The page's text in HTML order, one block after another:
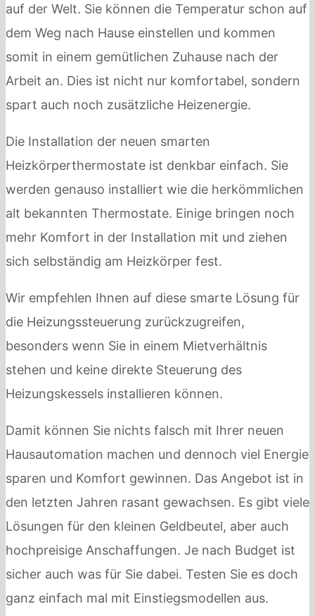
auf der Welt. Sie können die Temperatur schon auf
dem Weg nach Hause einstellen und kommen
somit in einem gemütlichen Zuhause nach der
Arbeit an. Dies ist nicht nur komfortabel, sondern
spart auch noch zusätzliche Heizenergie.
Die Installation der neuen smarten
Heizkörperthermostate ist denkbar einfach. Sie
werden genauso installiert wie die herkömmlichen
alt bekannten Thermostate. Einige bringen noch
mehr Komfort in der Installation mit und ziehen
sich selbständig am Heizkörper fest.
Wir empfehlen Ihnen auf diese smarte Lösung für
die Heizungssteuerung zurückzugreifen,
besonders wenn Sie in einem Mietverhältnis
stehen und keine direkte Steuerung des
Heizungskessels installieren können.
Damit können Sie nichts falsch mit Ihrer neuen
Hausautomation machen und dennoch viel Energie
sparen und Komfort gewinnen. Das Angebot ist in
den letzten Jahren rasant gewachsen. Es gibt viele
Lösungen für den kleinen Geldbeutel, aber auch
hochpreisige Anschaffungen. Je nach Budget ist
sicher auch was für Sie dabei. Testen Sie es doch
ganz einfach mal mit Einstiegsmodellen aus.